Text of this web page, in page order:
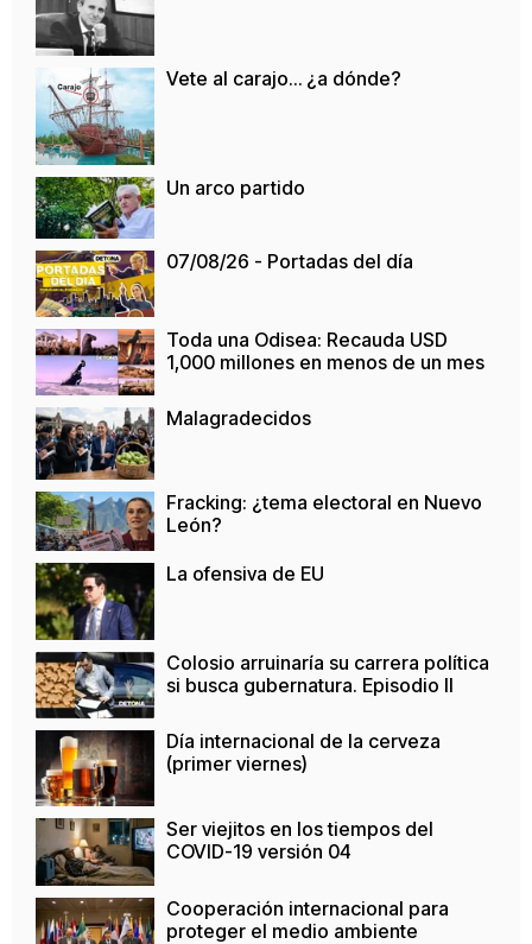
Vete al carajo… ¿a dónde?
Un arco partido
07/08/26 - Portadas del día
Toda una Odisea: Recauda USD
1,000 millones en menos de un mes
Malagradecidos
Fracking: ¿tema electoral en Nuevo
León?
La ofensiva de EU
Colosio arruinaría su carrera política
si busca gubernatura. Episodio II
Día internacional de la cerveza
(primer viernes)
Ser viejitos en los tiempos del
COVID-19 versión 04
Cooperación internacional para
proteger el medio ambiente